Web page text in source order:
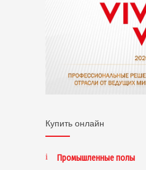
Купить онлайн
Промышленные полы